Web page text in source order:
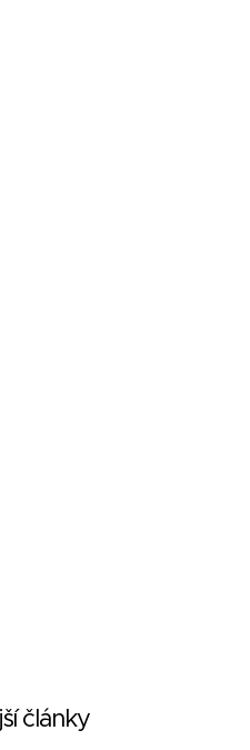
články